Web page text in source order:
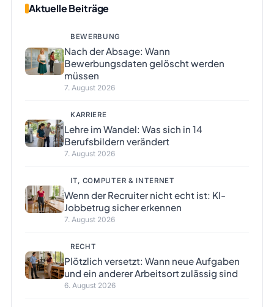
Aktuelle Beiträge
BEWERBUNG
Nach der Absage: Wann
Bewerbungsdaten gelöscht werden
müssen
7. August 2026
KARRIERE
Lehre im Wandel: Was sich in 14
Berufsbildern verändert
7. August 2026
IT, COMPUTER & INTERNET
Wenn der Recruiter nicht echt ist: KI-
Jobbetrug sicher erkennen
7. August 2026
RECHT
Plötzlich versetzt: Wann neue Aufgaben
und ein anderer Arbeitsort zulässig sind
6. August 2026